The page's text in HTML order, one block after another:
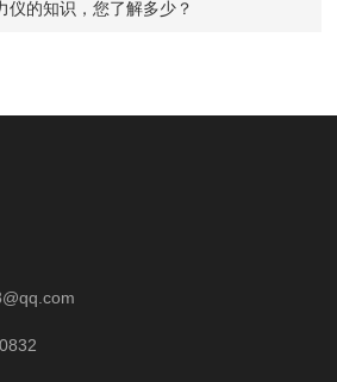
仪的知识，您了解多少？